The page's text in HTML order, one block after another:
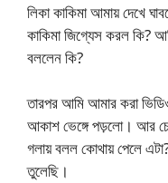
লিকা কাকিমা আমায় দেখে
কাকিমা জিগ্যেস করল কি?
বললেন কি?
তারপর আমি আমার করা
আকাশ ভেঙ্গে পড়লো। আর
গলায় বলল কোথায় পেলে
তুলেছি।